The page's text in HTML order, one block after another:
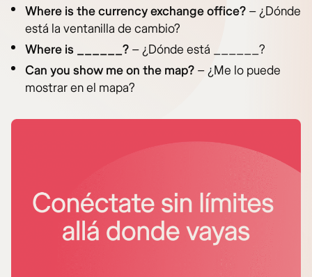
Where is the currency exchange office? – ¿Dónde
está la ventanilla de cambio?
Where is ______? – ¿Dónde está ______?
Can you show me on the map? – ¿Me lo puede
mostrar en el mapa?